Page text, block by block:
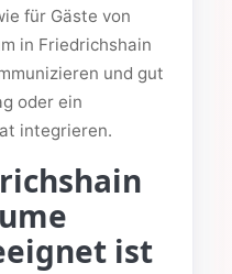
für Gäste von
in Friedrichshain
und gut
oder ein
integrieren.
ist